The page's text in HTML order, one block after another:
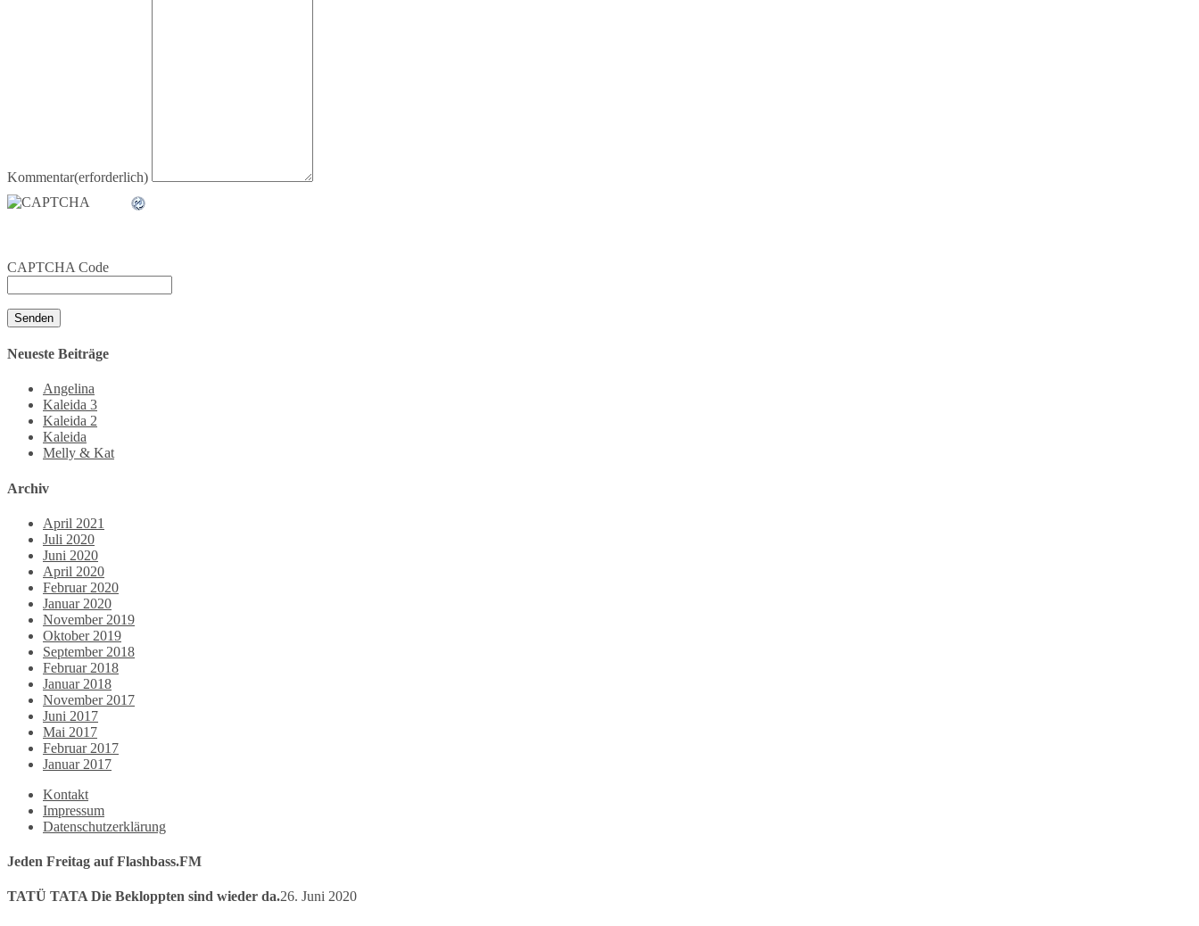
Kommentar(erforderlich)
CAPTCHA Code
Senden
Neueste Beiträge
Angelina
Kaleida 3
Kaleida 2
Kaleida
Melly & Kat
Archiv
April 2021
Juli 2020
Juni 2020
April 2020
Februar 2020
Januar 2020
November 2019
Oktober 2019
September 2018
Februar 2018
Januar 2018
November 2017
Juni 2017
Mai 2017
Februar 2017
Januar 2017
Kontakt
Impressum
Datenschutzerklärung
Jeden Freitag auf Flashbass.FM
TATÜ TATA Die Bekloppten sind wieder da.26. Juni 2020